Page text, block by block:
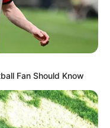
Fan Should Know